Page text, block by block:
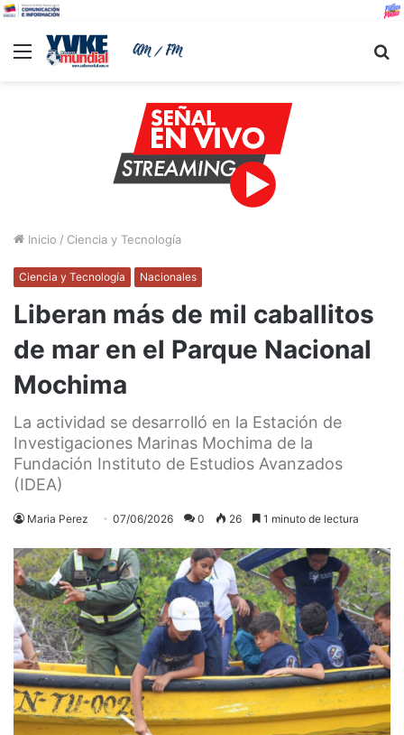
Menu
Inicio / Ciencia y Tecnología
Ciencia y Tecnología Nacionales
Liberan más de mil caballitos
de mar en el Parque Nacional
Mochima
La actividad se desarrolló en la Estación de
Investigaciones Marinas Mochima de la
Fundación Instituto de Estudios Avanzados
(IDEA)
Maria Perez 07/06/2026 0 26 1 minuto de lectura